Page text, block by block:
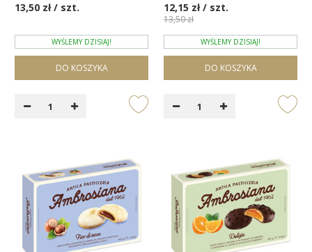
13,50 zł / szt.
WYŚLEMY DZISIAJ!
DO KOSZYKA
13,50 zł
12,15 zł / szt.
WYŚLEMY DZISIAJ!
DO KOSZYKA